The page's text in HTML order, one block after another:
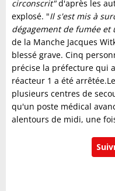
circonscrit"d'après les
explosé. "Il s'est mis à
dégagement de fumée et
de la Manche Jacques
blessé grave. Cinq
précise la préfecture qui
réacteur 1 a été
plusieurs centres de
qu'un poste médical
alentours de midi, une